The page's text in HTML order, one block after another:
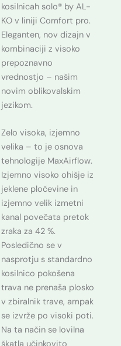
kosilnicah solo® by AL-
KO v liniji Comfort pro.
Eleganten, nov dizajn v
kombinaciji z visoko
prepoznavno
vrednostjo – našim
novim oblikovalskim
jezikom.
Zelo visoka, izjemno
velika – to je osnova
tehnologije MaxAirflow.
Izjemno visoko ohišje iz
jeklene pločevine in
izjemno velik izmetni
kanal povečata pretok
zraka za 42 %.
Posledično se v
nasprotju s standardno
kosilnico pokošena
trava ne prenaša plosko
v zbiralnik trave, ampak
se izvrže po visoki poti.
Na ta način se lovilna